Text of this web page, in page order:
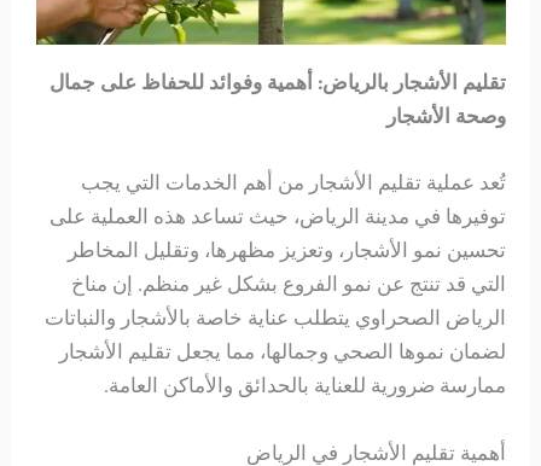
تقليم الأشجار بالرياض: أهمية وفوائد للحفاظ على جمال
وصحة الأشجار
تُعد عملية تقليم الأشجار من أهم الخدمات التي يجب
توفيرها في مدينة الرياض، حيث تساعد هذه العملية على
تحسين نمو الأشجار، وتعزيز مظهرها، وتقليل المخاطر
التي قد تنتج عن نمو الفروع بشكل غير منظم. إن مناخ
الرياض الصحراوي يتطلب عناية خاصة بالأشجار والنباتات
لضمان نموها الصحي وجمالها، مما يجعل تقليم الأشجار
ممارسة ضرورية للعناية بالحدائق والأماكن العامة.
أهمية تقليم الأشجار في الرياض